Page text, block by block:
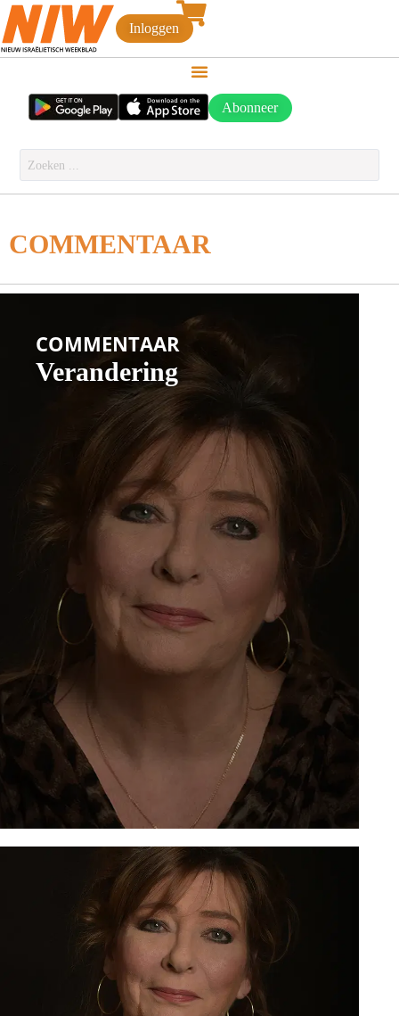
Inloggen
Abonneer
COMMENTAAR
COMMENTAAR
Verandering